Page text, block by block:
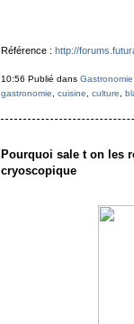
Référence : http://
10:56 Publié dans Gastronomie
gastronomie
cuisine culture
Pourquoi sale t on les
cryoscopique